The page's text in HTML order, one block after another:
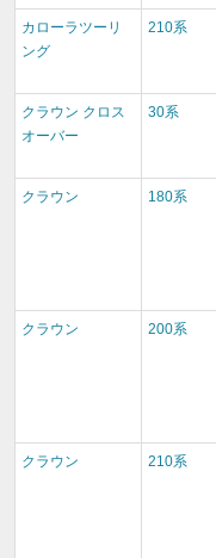
カローラツーリ
ング
210系
クラウン クロス
オーバー
30系
クラウン 180系
クラウン 200系
クラウン 210系